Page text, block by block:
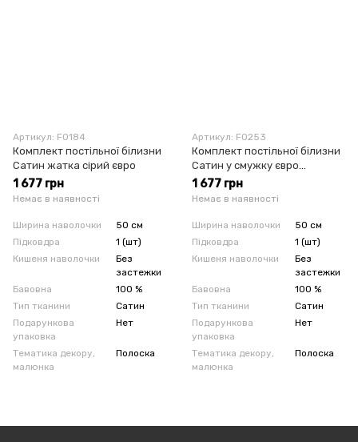
Артикул: F0184
Комплект постільної білизни
Сатин жатка сірий євро
1 677 грн
Немає в наявності
Ширина наволочки
50 см
Підковдра
1 (шт)
Кишеня наволочки
Без
застежки
Бавовна
100 %
Тип тканини
Сатин
Подарункова
упаковка
Нет
Тематика декору,
малюнка
Полоска
Артикул: F0253
Комплект постільної білизни
Сатин у смужку євро
пісочний
1 677 грн
Немає в наявності
Ширина наволочки
50 см
Підковдра
1 (шт)
Кишеня наволочки
Без
застежки
Бавовна
100 %
Тип тканини
Сатин
Подарункова
упаковка
Нет
Тематика декору,
малюнка
Полоска